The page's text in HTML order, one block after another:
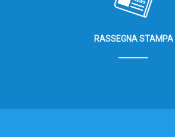
RASSEGNA STAMPA